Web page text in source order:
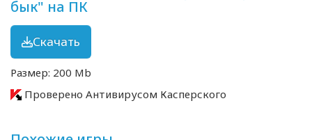
бык" на ПК
Скачать
Размер: 200 Mb
Проверено Антивирусом Касперского